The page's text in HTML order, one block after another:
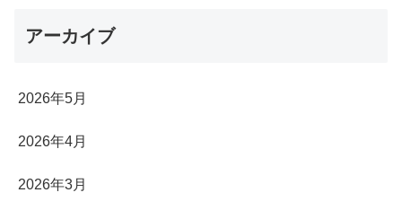
アーカイブ
2026年5月
2026年4月
2026年3月